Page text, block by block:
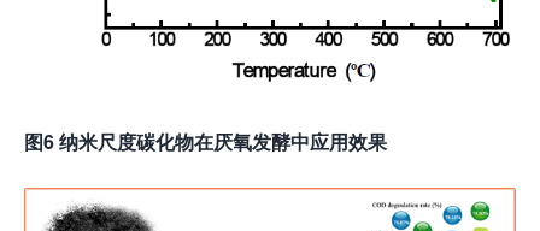
图6 纳米尺度碳化物在厌氧发酵中应用效果